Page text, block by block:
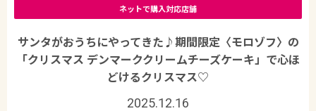
ネットで購入対応店舗
サンタがおうちにやってきた♪期間限定〈モロゾフ〉の
「クリスマス デンマーククリームチーズケーキ」で心ほ
どけるクリスマス♡
2025.12.16